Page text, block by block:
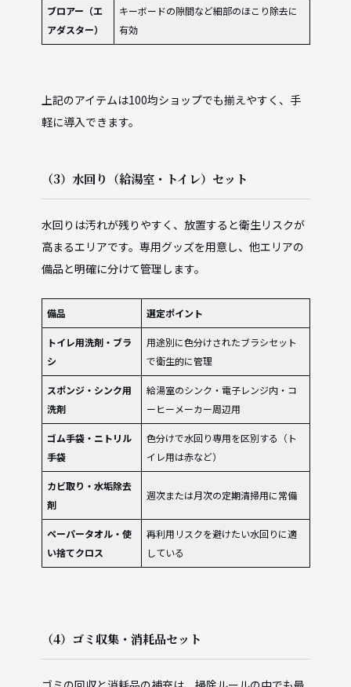
ブロアー（エ
アダスター）
キーボードの隙間など細部のほこり除去に
有効
上記のアイテムは100均ショップでも揃えやすく、手
軽に導入できます。
（3）水回り（給湯室・トイレ）セット
水回りは汚れが残りやすく、放置すると衛生リスクが
高まるエリアです。専用グッズを用意し、他エリアの
備品と明確に分けて管理します。
備品 選定ポイント
トイレ用洗剤・ブラ
シ
用途別に色分けされたブラシセット
で衛生的に管理
スポンジ・シンク用
洗剤
給湯室のシンク・電子レンジ内・コ
ーヒーメーカー周辺用
ゴム手袋・ニトリル
手袋
色分けで水回り専用を区別する（ト
イレ用は赤など）
カビ取り・水垢除去
剤
週次または月次の定期清掃用に常備
ペーパータオル・使
い捨てクロス
再利用リスクを避けたい水回りに適
している
（4）ゴミ収集・消耗品セット